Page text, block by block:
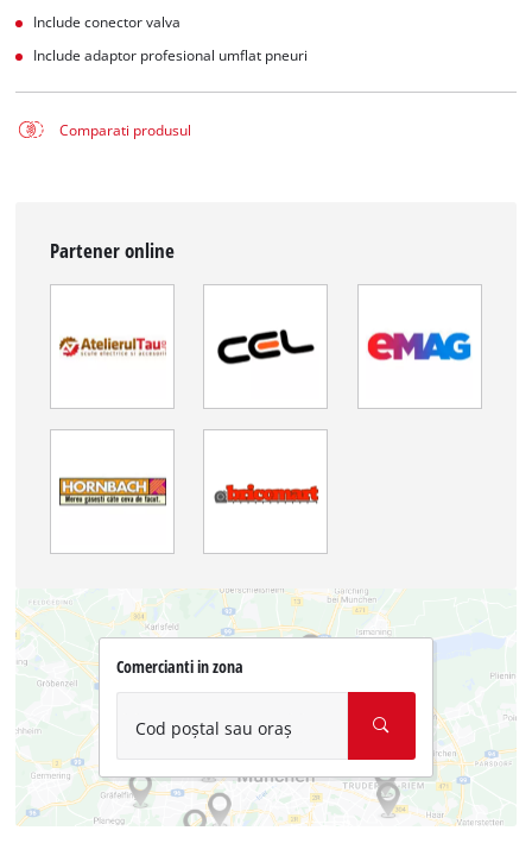
Include conector valva
Include adaptor profesional umflat pneuri
Comparati produsul
Partener online
Comercianti in zona
Cod poștal sau oraș